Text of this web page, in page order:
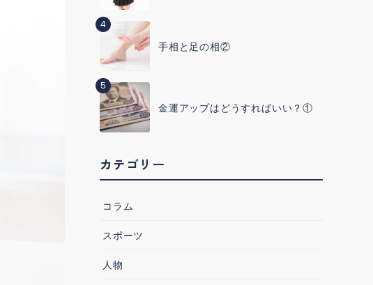
4
手相と足の相②
5
金運アップはどうすればいい？①
カテゴリー
コラム
スポーツ
人物